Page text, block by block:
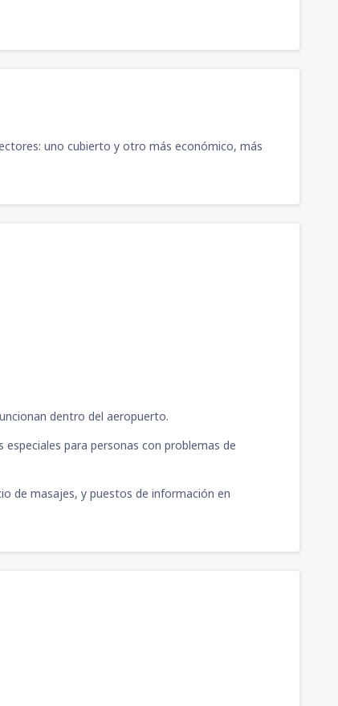
uno cubierto y otro más económico, más
dentro del aeropuerto.
para personas con problemas de
de masajes, y puestos de información en